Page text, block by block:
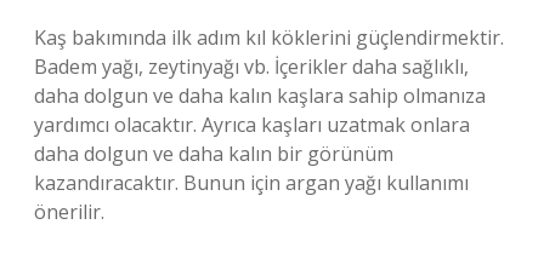
Kaş bakımında ilk adım kıl köklerini güçlendirmektir.
Badem yağı, zeytinyağı vb. İçerikler daha sağlıklı,
daha dolgun ve daha kalın kaşlara sahip olmanıza
yardımcı olacaktır. Ayrıca kaşları uzatmak onlara
daha dolgun ve daha kalın bir görünüm
kazandıracaktır. Bunun için argan yağı kullanımı
önerilir.